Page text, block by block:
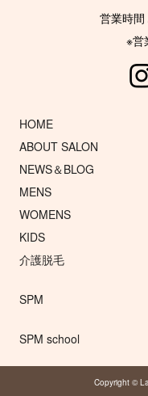
営業時
※営
HOME
ABOUT SALON
NEWS＆BLOG
MENS
WOMENS
KIDS
介護脱毛
SPM
SPM school
Copyright ©